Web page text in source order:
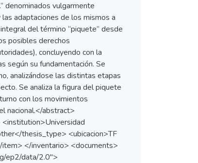
denominados vulgarmente
adaptaciones de los mismos a
del término “piquete” desde
posibles derechos
concluyendo con la
según su fundamentación. Se
analizándose las distintas etapas
Se analiza la figura del piquete
con los movimientos
nacional.</abstract>
thesis_type> <ubicacion>TF
</inventario> <documents>
ep2/data/2.0">